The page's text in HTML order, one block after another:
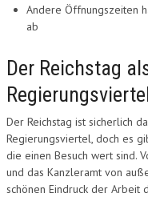
Andere Öffnungszeiten
ab
Der Reichstag
Der Reichstag ist sicherlich
Regierungsviertel, doch es
die einen Besuch wert sind.
und das Kanzleramt von
schönen Eindruck der Arbeit